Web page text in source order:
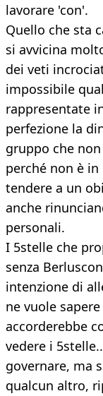
lavorare 'con'.
Quello che sta
si avvicina
dei veti
impossibile
rappresentate
perfezione la
gruppo che
perché non è
tendere a un
anche
personali.
I 5stelle che
senza
intenzione di
ne vuole
accorderebbe
vedere i
governare, ma
qualcun altro,